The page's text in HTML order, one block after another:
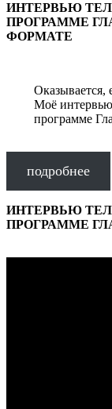
ИНТЕРВЬЮ
ПРОГРАММЕ
ФОРМАТЕ
Оказывается,
Моё
программе
подробнее
ИНТЕРВЬЮ
ПРОГРАММЕ